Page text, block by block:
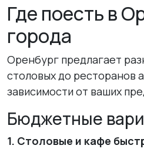
Где поесть в
города
Оренбург предлагает
столовых до ресторанов
зависимости от ваших
Бюджетные
1. Столовые и кафе